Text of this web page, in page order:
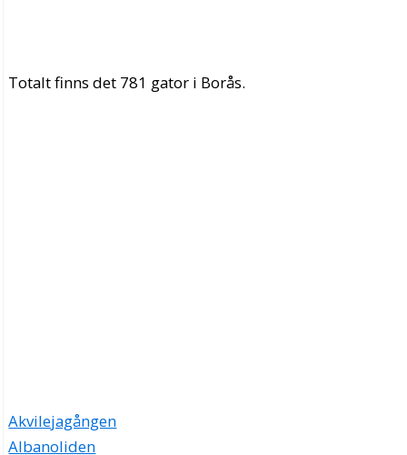
Totalt finns det 781 gator i Borås.
Akvilejagången
Albanoliden